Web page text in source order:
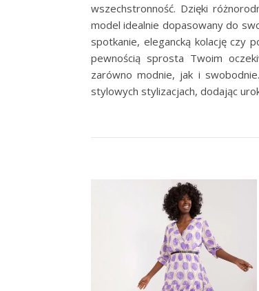
wszechstronność. Dzięki
model idealnie dopasowany do
spotkanie, elegancką kolację czy
pewnością sprosta Twoim
zarówno modnie, jak i
stylowych stylizacjach, dodając